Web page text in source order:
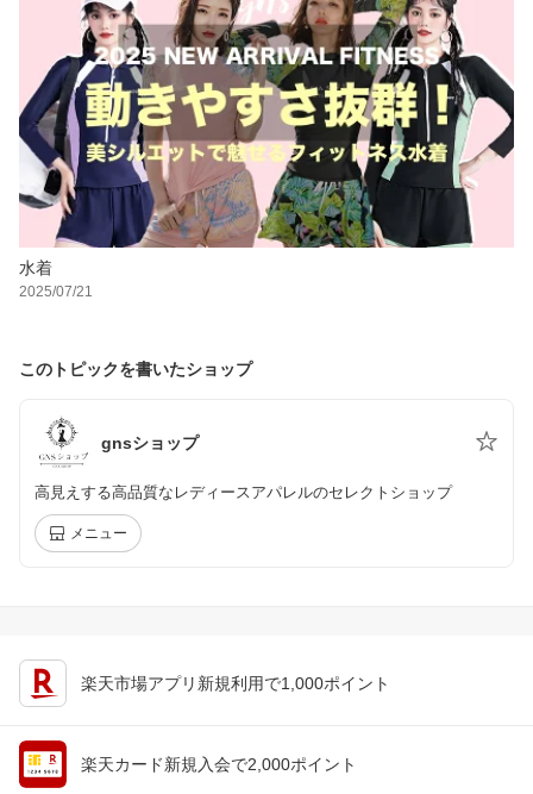
水着
2025/07/21
このトピックを書いたショップ
gnsショップ
高見えする高品質なレディースアパレルのセレクトショップ
メニュー
楽天市場アプリ新規利用で1,000ポイント
楽天カード新規入会で2,000ポイント